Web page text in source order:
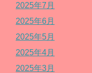
2025年7月
2025年6月
2025年5月
2025年4月
2025年3月